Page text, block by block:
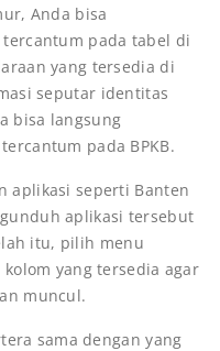
Anda bisa
tercantum pada tabel di
yang tersedia di
seputar identitas
bisa langsung
pada BPKB.
aplikasi seperti Banten
aplikasi tersebut
itu, pilih menu
yang tersedia agar
muncul.
sama dengan yang